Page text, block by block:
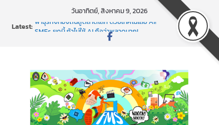
วันอาทิตย์, สิงหาคม 9, 2026
Latest: พาธุรกิจท้องถิ่นสู่ตลาดโลก ด้วยเทคโนโลยี AI!
SMEs ยุคนี้ ถ้าไม่ใช้ AI ถือว่าพลาดมาก!
พร้อมลุยแล้ว! ปักหมุดโรดแมป AI อัปสกิลธุรกิจให้พุ่งทะยาน